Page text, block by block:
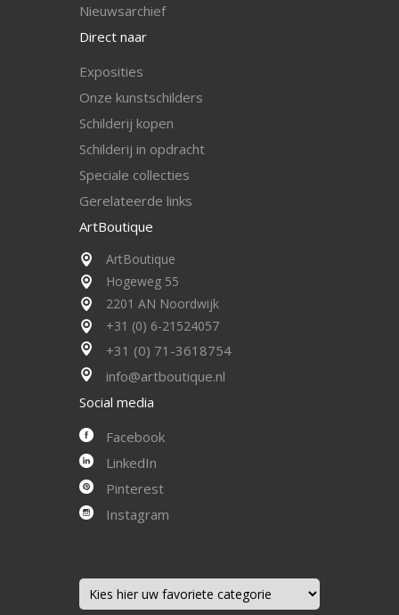
Nieuwsarchief
Direct naar
Exposities
Onze kunstschilders
Schilderij kopen
Schilderij in opdracht
Speciale collecties
Gerelateerde links
ArtBoutique
ArtBoutique
Hogeweg 55
2201 AN Noordwijk
+31 (0) 6-21524057
+31 (0) 71-3618754
info@artboutique.nl
Social media
Facebook
LinkedIn
Pinterest
Instagram